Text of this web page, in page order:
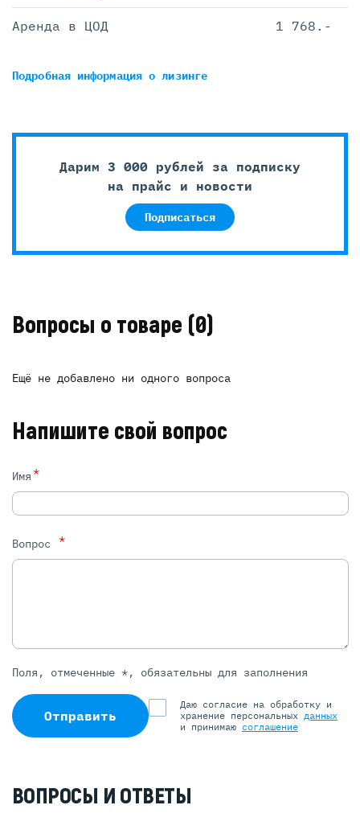
Аренда в ЦОД 1 768.-
Подробная информацияо лизинге
Дарим 3 000 рублей за подписку
на прайс и новости
Подписаться
Вопросы о товаре (0)
Ещё не добавлено ни одного вопроса
Напишите свой вопрос
Имя*
Вопрос *
Поля, отмеченные *, обязательны для заполнения
Отправить
Даю согласие на обработку и
хранение персональных данных
и принимаю соглашение
ВОПРОСЫ И ОТВЕТЫ